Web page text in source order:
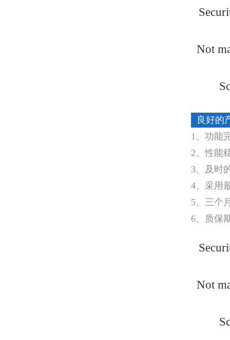
Not
良好的
1、功能
2、性能
3、及时
4、采用
5、三个
6、质保
Not